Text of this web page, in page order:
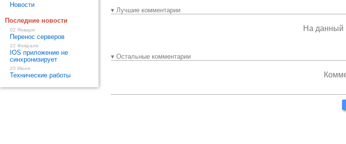
▾ Лучшие комментарии
На данный
▾ Остальные комментарии
Новости
Последние новости
02 Января
Перенос серверов
22 Февраля
IOS приложение не
синхронизирует
20 Июня
Технические работы